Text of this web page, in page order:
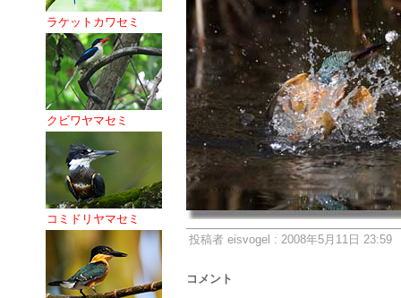
ラケットカワセミ
クビワヤマセミ
コミドリヤマセミ
投稿者 eisvogel : 2008年5月11日 23:59
コメント